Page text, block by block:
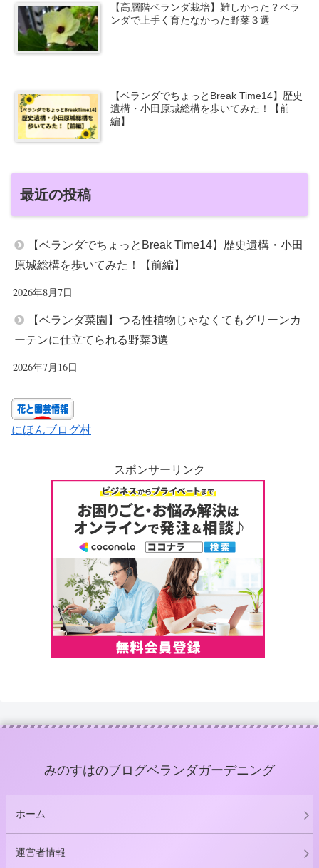
【高層階ベランダ栽培】難しかった？ベラ
ンダで上手く育たなかった野菜３選
【ベランダでちょっとBreak Time14】歴史
遺構・小田原城総構を歩いてみた！【前
編】
最近の投稿
【ベランダでちょっとBreak Time14】歴史遺構・小田
原城総構を歩いてみた！【前編】
2026年8月7日
【ベランダ菜園】つる性植物じゃなくてもグリーンカ
ーテンに仕立てられる野菜3選
2026年7月16日
にほんブログ村
スポンサーリンク
みのすはのブログベランダガーデニング
ホーム
運営者情報